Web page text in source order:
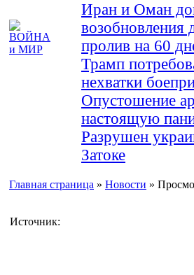
Иран и Оман
возобновления
пролив на 60
Трамп
нехватки
Опустошение
настоящую
Разрушен
Затоке
Главная страница » Новости »
Источник: